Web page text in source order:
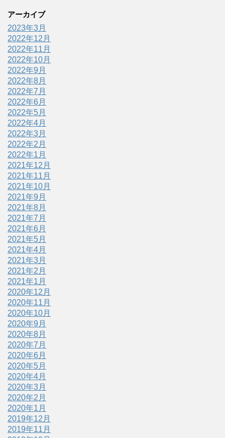
アーカイブ
2023年3月
2022年12月
2022年11月
2022年10月
2022年9月
2022年8月
2022年7月
2022年6月
2022年5月
2022年4月
2022年3月
2022年2月
2022年1月
2021年12月
2021年11月
2021年10月
2021年9月
2021年8月
2021年7月
2021年6月
2021年5月
2021年4月
2021年3月
2021年2月
2021年1月
2020年12月
2020年11月
2020年10月
2020年9月
2020年8月
2020年7月
2020年6月
2020年5月
2020年4月
2020年3月
2020年2月
2020年1月
2019年12月
2019年11月